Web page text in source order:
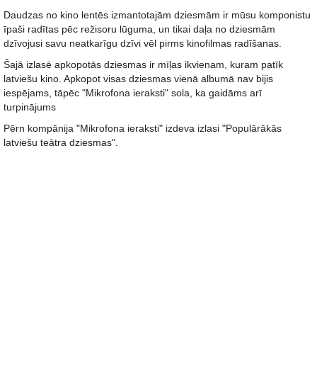
Daudzas no kino lentēs izmantotajām dziesmām ir mūsu komponistu
īpaši radītas pēc režisoru lūguma, un tikai daļa no dziesmām
dzīvojusi savu neatkarīgu dzīvi vēl pirms kinofilmas radīšanas.
Šajā izlasē apkopotās dziesmas ir mīļas ikvienam, kuram patīk
latviešu kino. Apkopot visas dziesmas vienā albumā nav bijis
iespējams, tāpēc "Mikrofona ieraksti" sola, ka gaidāms arī
turpinājums
Pērn kompānija "Mikrofona ieraksti" izdeva izlasi "Populārākās
latviešu teātra dziesmas".